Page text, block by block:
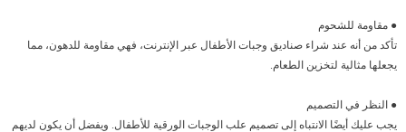
● مقاومة للشحوم
تأكد من أنه عند شراء صناديق وجبات الأطفال عبر الإنترنت، فهي مقاومة للدهون، مما
يجعلها مثالية لتخزين الطعام.
● النظر في التصميم
يجب عليك أيضًا الانتباه إلى تصميم علب الوجبات الورقية للأطفال. ويفضل أن يكون لديهم